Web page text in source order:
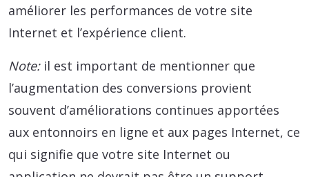
améliorer les performances de votre site
Internet et l’expérience client.
Note:il est important de mentionner que
l’augmentation des conversions provient
souvent d’améliorations continues apportées
aux entonnoirs en ligne et aux pages Internet, ce
qui signifie que votre site Internet ou